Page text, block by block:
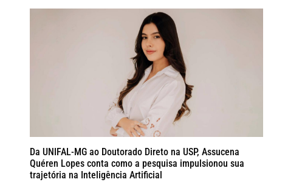
Da UNIFAL-MG ao Doutorado Direto na USP, Assucena
Quéren Lopes conta como a pesquisa impulsionou sua
trajetória na Inteligência Artificial